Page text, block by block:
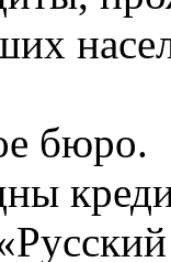
бюро.